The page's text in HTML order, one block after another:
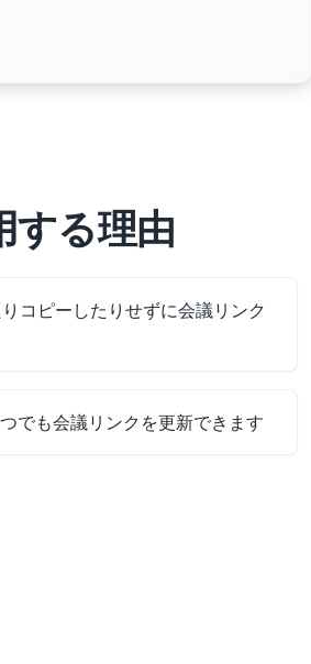
する理由
コピーしたりせずに会議リンク
でも会議リンクを更新できます